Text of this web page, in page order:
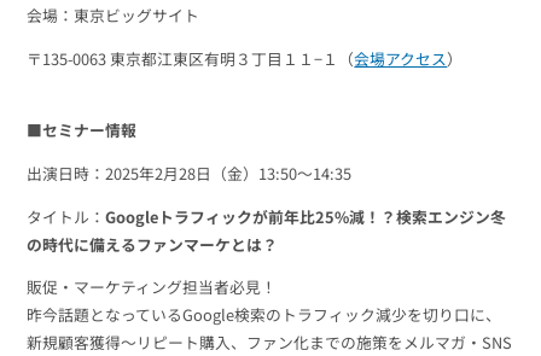
アンケートシステム・フォーム
緊急参集・安否確認
SNSプロモーション支援事業
（当社グループ企業）
システム連携・効率化
会場：東京ビッグサイト
〒135-0063 東京都江東区有明３丁目１１−１（会場アクセス）
■セミナー情報
出演日時：2025年2月28日（金）13:50～14:35
タイトル：Googleトラフィックが前年比25%減！？検索エンジン冬
の時代に備えるファンマーケとは？
販促・マーケティング担当者必見！
昨今話題となっているGoogle検索のトラフィック減少を切り口に、
新規顧客獲得～リピート購入、ファン化までの施策をメルマガ・SNS